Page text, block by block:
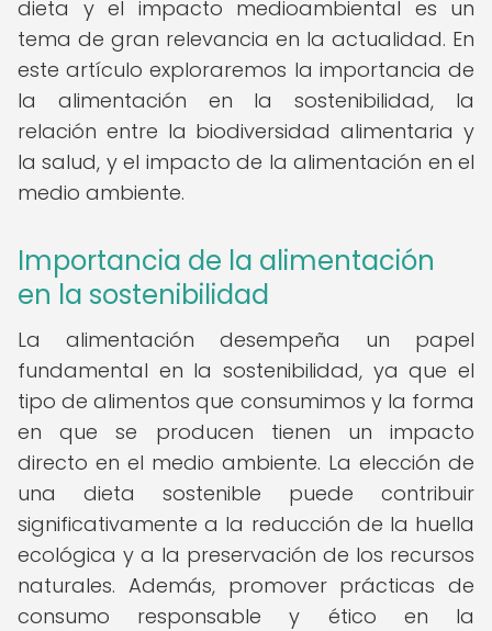
dieta y el impacto medioambiental es un
tema de gran relevancia en la actualidad. En
este artículo exploraremos la importancia de
la alimentación en la sostenibilidad, la
relación entre la biodiversidad alimentaria y
la salud, y el impacto de la alimentación en el
medio ambiente.
Importancia de la alimentación
en la sostenibilidad
La alimentación desempeña un papel
fundamental en la sostenibilidad, ya que el
tipo de alimentos que consumimos y la forma
en que se producen tienen un impacto
directo en el medio ambiente. La elección de
una dieta sostenible puede contribuir
significativamente a la reducción de la huella
ecológica y a la preservación de los recursos
naturales. Además, promover prácticas de
consumo responsable y ético en la